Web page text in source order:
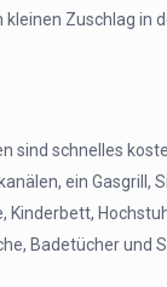
kleinen Zuschlag in
sind schnelles
ein Gasgrill,
Kinderbett,
Badetücher und